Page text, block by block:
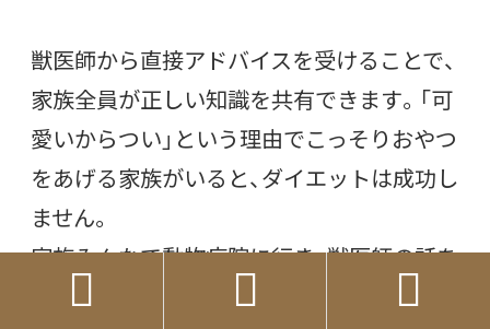
獣医師から直接アドバイスを受けることで、
家族全員が正しい知識を共有できます。「可
愛いからつい」という理由でこっそりおやつ
をあげる家族がいると、ダイエットは成功し
ません。
家族みんなで動物病院に行き、獣医師の話を
聞くことで、愛猫の健康管理に対する意識を
  